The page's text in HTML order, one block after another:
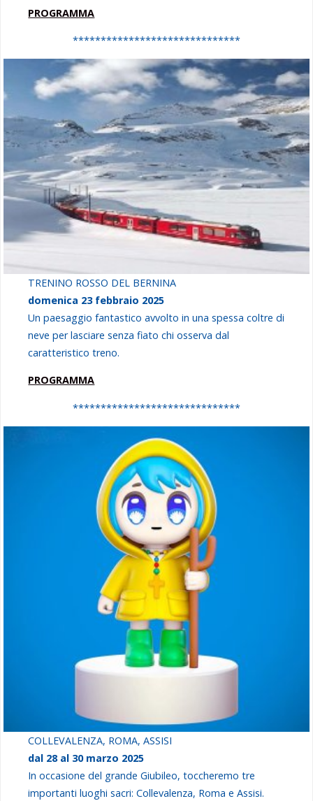
PROGRAMMA
******************************
TRENINO ROSSO DEL BERNINA
domenica 23 febbraio 2025
Un paesaggio fantastico avvolto in una spessa coltre di
neve per lasciare senza fiato chi osserva dal
caratteristico treno.
PROGRAMMA
******************************
COLLEVALENZA, ROMA, ASSISI
dal 28 al 30 marzo 2025
In occasione del grande Giubileo, toccheremo tre
importanti luoghi sacri: Collevalenza, Roma e Assisi.